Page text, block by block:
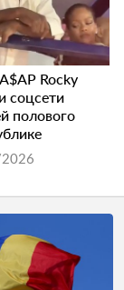
Rocky
соцсети
полового